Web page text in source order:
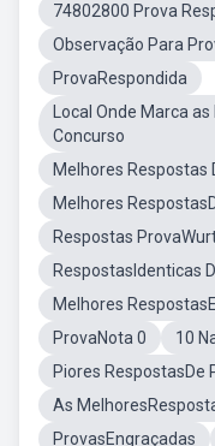
74802800 Prova
Observação Para
ProvaRespondida
Local Onde Marca
Concurso
Melhores Respostas
Melhores
Respostas
RespostasIdenticas
Melhores
ProvaNota 0
10
Piores RespostasDe
As
ProvasEngraçadas